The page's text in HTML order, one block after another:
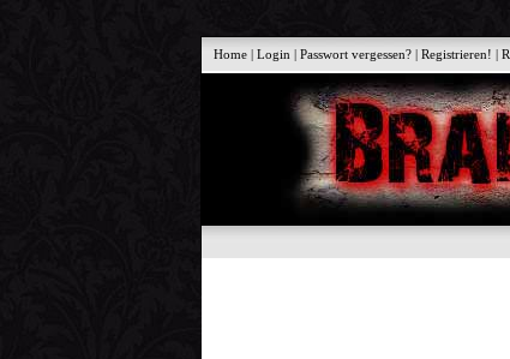
Home |Login |Passwort vergessen? |Registrieren! |